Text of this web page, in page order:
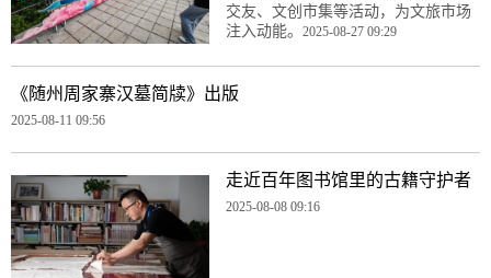
交友、文创市集等活动，为文旅市场
注入动能。 2025-08-27 09:29
《随州周家寨汉墓简牍》出版
2025-08-11 09:56
走近百年图书馆里的古籍守护者
2025-08-08 09:16